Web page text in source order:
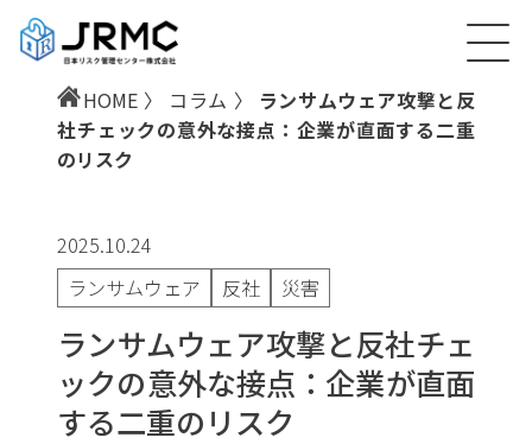
HOME 〉 コラム 〉 ランサムウェア攻撃と反
社チェックの意外な接点：企業が直面する二重
のリスク
2025.10.24
ランサムウェア
反社 災害
ランサムウェア攻撃と反社チェ
ックの意外な接点：企業が直面
する二重のリスク